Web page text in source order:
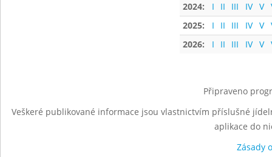
2024:
I II III IV V
2025:
I II III IV V
2026:
I II III IV V
Připraveno
Veškeré publikované informace jsou vlastnictvím příslušné
aplikace do
Zásady